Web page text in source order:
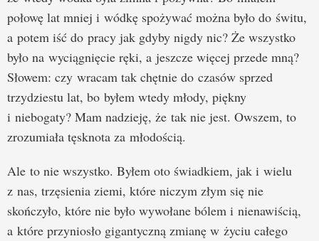
połowę lat mniej i wódkę spożywać można było do świtu,
a potem iść do pracy jak gdyby nigdy nic? Że wszystko
było na wyciągnięcie ręki, a jeszcze więcej przede mną?
Słowem: czy wracam tak chętnie do czasów sprzed
trzydziestu lat, bo byłem wtedy młody, piękny
i niebogaty? Mam nadzieję, że tak nie jest. Owszem, to
zrozumiała tęsknota za młodością.
Ale to nie wszystko. Byłem oto świadkiem, jak i wielu
z nas, trzęsienia ziemi, które niczym złym się nie
skończyło, które nie było wywołane bólem i nienawiścią,
a które przyniosło gigantyczną zmianę w życiu całego